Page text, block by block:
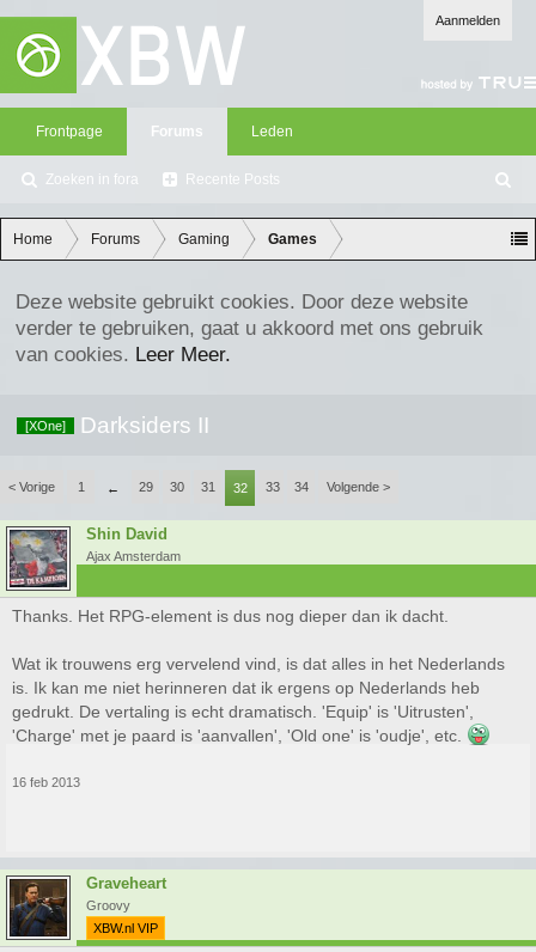
Aanmelden
Frontpage Forums
Zoeken in fora Recente Posts
Leden
oe
ke
n
Home Forums Gaming Games
Deze website gebruikt cookies. Door deze website
verder te gebruiken, gaat u akkoord met ons gebruik
van cookies. Leer Meer.
[XOne] Darksiders II
< Vorige 1 ← 29 30 31 32 33 34 Volgende >
Shin David
Ajax Amsterdam
Thanks. Het RPG-element is dus nog dieper dan ik dacht.
Wat ik trouwens erg vervelend vind, is dat alles in het Nederlands
is. Ik kan me niet herinneren dat ik ergens op Nederlands heb
gedrukt. De vertaling is echt dramatisch. 'Equip' is 'Uitrusten',
'Charge' met je paard is 'aanvallen', 'Old one' is 'oudje', etc.
16 feb 2013
Graveheart
Groovy
XBW.nl VIP